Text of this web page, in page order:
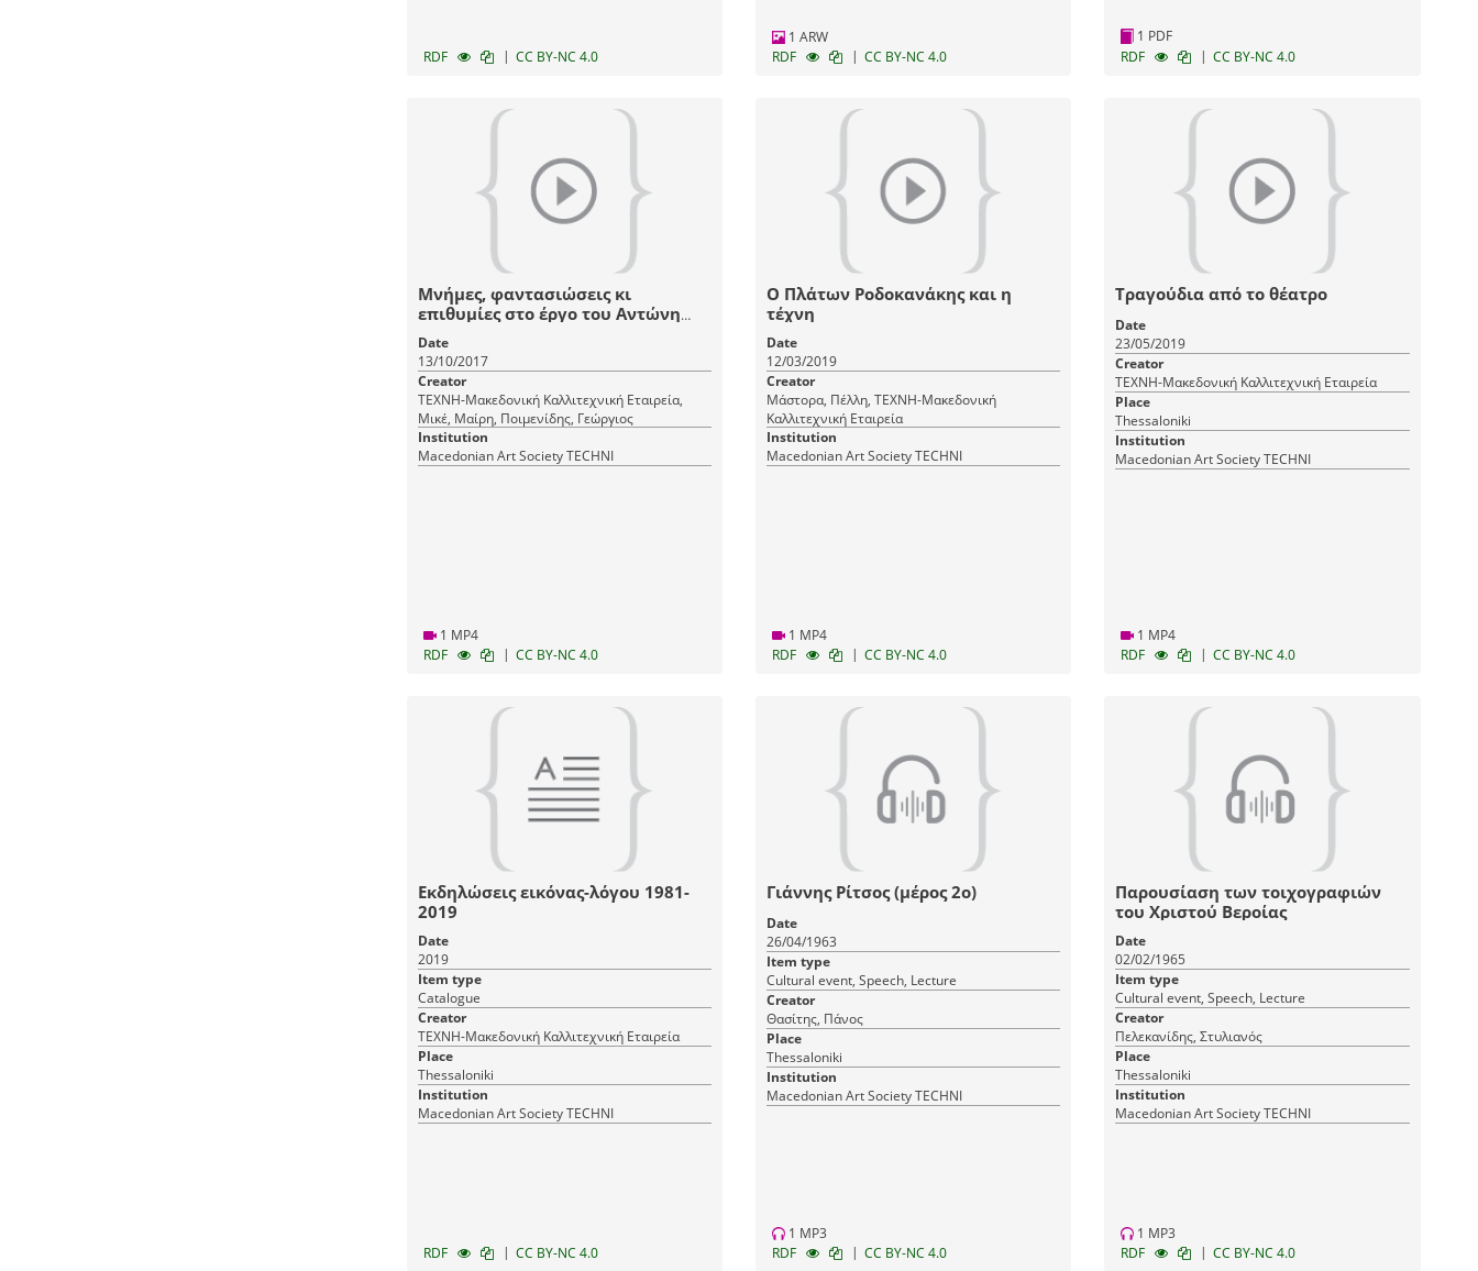
RDF | CC BY-NC 4.0
1 ARW
RDF
| CC BY-NC 4.0
1 PDF
RDF
| CC BY-NC 4.0
Μνήμες, φαντασιώσεις κι
επιθυμίες στο έργο του Αντώνη
Σουρούνη, Παιχνίδια της τύχης και
της γραφής στον Αντώνη
Σουρούνη
Date
13/10/2017
Creator
ΤΕΧΝΗ-Μακεδονική Καλλιτεχνική Εταιρεία,
Μικέ, Μαίρη, Ποιμενίδης, Γεώργιος
Institution
Macedonian Art Society TECHNI
1 MP4
RDF
| CC BY-NC 4.0
Ο Πλάτων Ροδοκανάκης και η
τέχνη
Date
12/03/2019
Creator
Μάστορα, Πέλλη, ΤΕΧΝΗ-Μακεδονική
Καλλιτεχνική Εταιρεία
Institution
Macedonian Art Society TECHNI
1 MP4
RDF
| CC BY-NC 4.0
Τραγούδια από το θέατρο
Date
23/05/2019
Creator
ΤΕΧΝΗ-Μακεδονική Καλλιτεχνική Εταιρεία
Place
Thessaloniki
Institution
Macedonian Art Society TECHNI
1 MP4
RDF
| CC BY-NC 4.0
Εκδηλώσεις εικόνας-λόγου 1981-
2019
Date
2019
Item type
Catalogue
Creator
ΤΕΧΝΗ-Μακεδονική Καλλιτεχνική Εταιρεία
Place
Thessaloniki
Institution
Macedonian Art Society TECHNI
RDF | CC BY-NC 4.0
Γιάννης Ρίτσος (μέρος 2ο)
Date
26/04/1963
Item type
Cultural event, Speech, Lecture
Creator
Θασίτης, Πάνος
Place
Thessaloniki
Institution
Macedonian Art Society TECHNI
1 MP3
RDF
| CC BY-NC 4.0
Παρουσίαση των τοιχογραφιών
του Χριστού Βεροίας
Date
02/02/1965
Item type
Cultural event, Speech, Lecture
Creator
Πελεκανίδης, Στυλιανός
Place
Thessaloniki
Institution
Macedonian Art Society TECHNI
1 MP3
RDF
| CC BY-NC 4.0